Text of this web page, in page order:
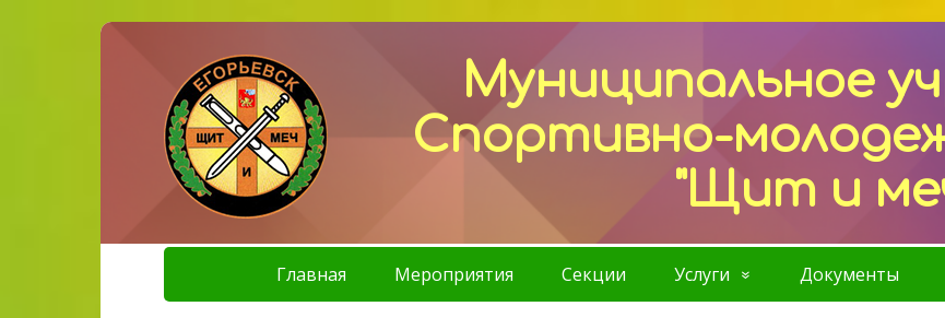
Муниципальное
Спортивно-
"Щит и
Главная Мероприятия Секции Услуги Документы